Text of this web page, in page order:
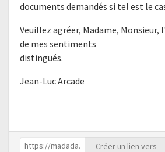
documents demandés si tel est le
Veuillez agréer, Madame, Monsieur,
de mes sentiments
distingués.
Jean-Luc Arcade
Créer un lien vers